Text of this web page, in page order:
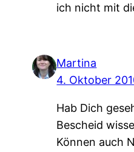
ich nicht mit
Martina
4. Oktober
Hab Dich
Bescheid
Können auch